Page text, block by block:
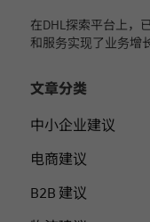
在DHL探索平台上，
和服务实现了业务增
文章分类
中小企业建议
电商建议
B2B 建议